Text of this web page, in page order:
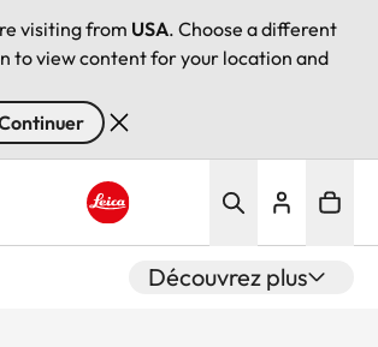
visiting from USA. Choose a different
to view content for your location and
Découvrez plus